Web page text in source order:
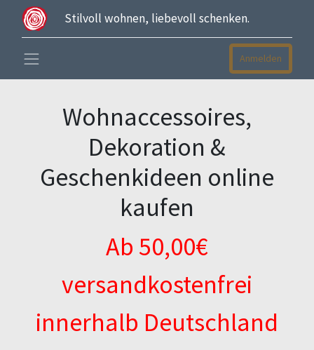
Stilvoll wohnen, liebevoll schenken.
Anmelden
Wohnaccessoires,
Dekoration &
Geschenkideen online
kaufen
Ab 50,00€
versandkostenfrei
innerhalb Deutschland